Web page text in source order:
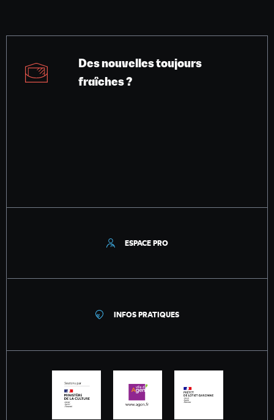
Des nouvelles toujours
fraîches ?
ESPACE PRO
INFOS PRATIQUES